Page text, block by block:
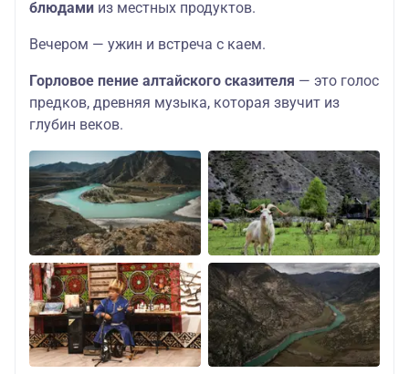
блюдами из местных продуктов.
Вечером — ужин и встреча с каем.
Горловое пение алтайского сказителя — это голос
предков, древняя музыка, которая звучит из
глубин веков.